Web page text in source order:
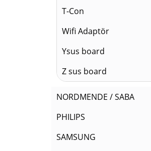
T-Con
Wifi Adaptör
Ysus board
Z sus board
NORDMENDE / SABA
PHILIPS
SAMSUNG